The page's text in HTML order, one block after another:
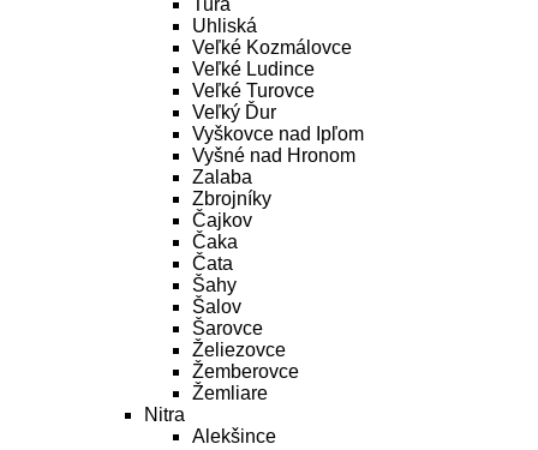
Turá
Uhliská
Veľké Kozmálovce
Veľké Ludince
Veľké Turovce
Veľký Ďur
Vyškovce nad Ipľom
Vyšné nad Hronom
Zalaba
Zbrojníky
Čajkov
Čaka
Čata
Šahy
Šalov
Šarovce
Želiezovce
Žemberovce
Žemliare
Nitra
Alekšince